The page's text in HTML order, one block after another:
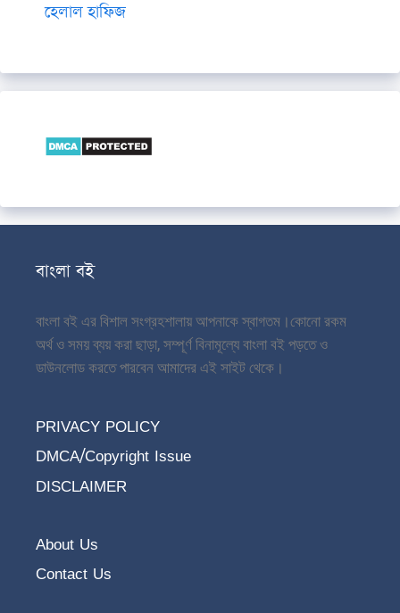
হেলাল হাফিজ
বাংলা বই
বাংলা বই এর বিশাল সংগ্রহশালায় আপনাকে স্বাগতম।কোনো রকম
অর্থ ও সময় ব্যয় করা ছাড়া, সম্পূর্ণ বিনামূল্যে বাংলা বই পড়তে ও
ডাউনলোড করতে পারবেন আমাদের এই সাইট থেকে।
PRIVACY POLICY
DMCA/Copyright Issue
DISCLAIMER
About Us
Contact Us